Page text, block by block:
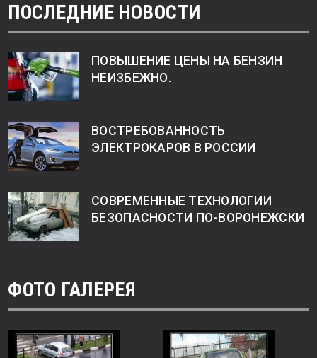
ПОСЛЕДНИЕ НОВОСТИ
ПОВЫШЕНИЕ ЦЕНЫ НА БЕНЗИН
НЕИЗБЕЖНО.
ВОСТРЕБОВАННОСТЬ
ЭЛЕКТРОКАРОВ В РОССИИ
СОВРЕМЕННЫЕ ТЕХНОЛОГИИ
БЕЗОПАСНОСТИ ПО-ВОРОНЕЖСКИ
ФОТО ГАЛЕРЕЯ